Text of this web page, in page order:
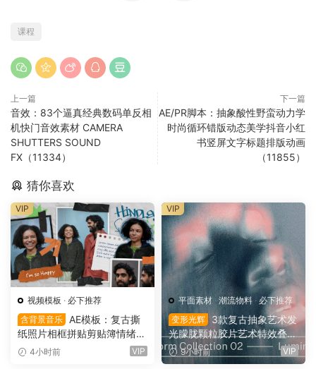
课程
上一篇
音效：83个逼真经典数码单反相
机快门音效素材 CAMERA
SHUTTERS SOUND
FX（11334）
下一篇
AE/PR脚本：抽象酸性野蛮动力学
时尚循环错版动态美学抖音小红
书竖屏文字标题排版动画
（11855）
猜你喜欢
视频模板 · 必下推荐
含背景音乐 AE模板：复古撕
纸照片相框拼贴剪贴簿情绪板
旅游日记手账电影VLOG短片
4小时前 VIP
VIP
平面素材· 潮流物料 · 必下推荐
变形光辉
3款复古抽象艺术发
光朦胧颗粒胶片艺术特效叠加
PSD特效样机组合 Orbyt Stu
dio – Transform Collection 0
9小时前 VIP
VIP